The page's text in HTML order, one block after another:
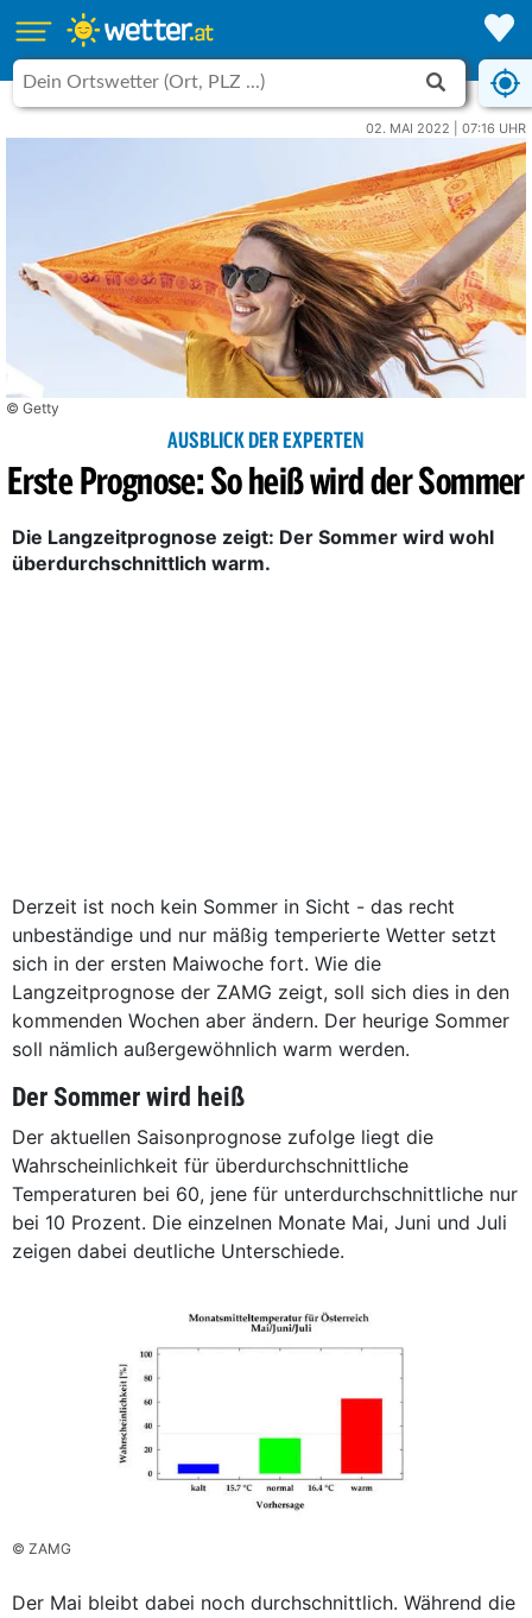
02. MAI 2022 | 07:16 UHR
© Getty
AUSBLICK DER EXPERTEN
Erste Prognose: So heiß wird der Sommer
Die Langzeitprognose zeigt: Der Sommer wird wohl
überdurchschnittlich warm.
Derzeit ist noch kein Sommer in Sicht - das recht
unbeständige und nur mäßig temperierte Wetter setzt
sich in der ersten Maiwoche fort. Wie die
Langzeitprognose der ZAMG zeigt, soll sich dies in den
kommenden Wochen aber ändern. Der heurige Sommer
soll nämlich außergewöhnlich warm werden.
Der Sommer wird heiß
Der aktuellen Saisonprognose zufolge liegt die
Wahrscheinlichkeit für überdurchschnittliche
Temperaturen bei 60, jene für unterdurchschnittliche nur
bei 10 Prozent. Die einzelnen Monate Mai, Juni und Juli
zeigen dabei deutliche Unterschiede.
© ZAMG
Der Mai bleibt dabei noch durchschnittlich. Während die